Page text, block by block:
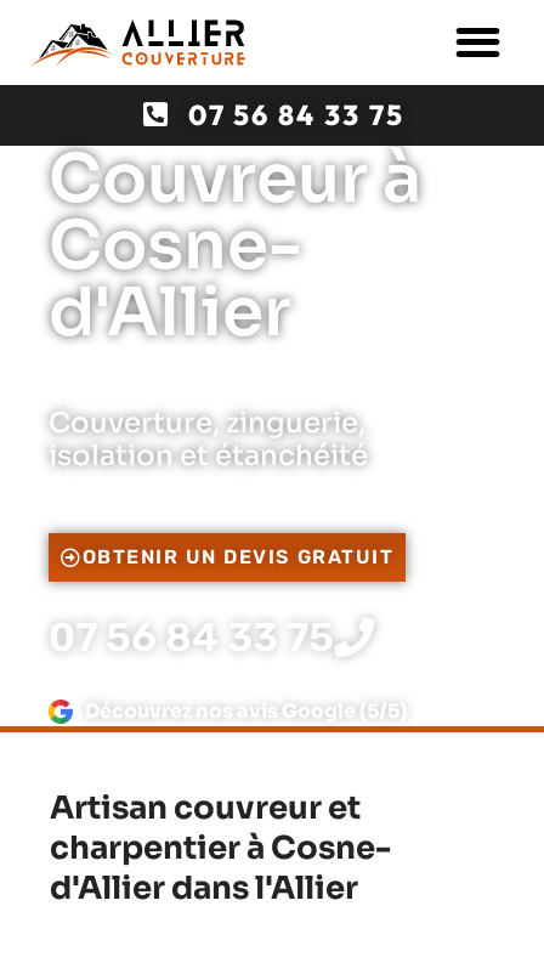
07 56 84 33 75
Couvreur à
Cosne-
d'Allier
Couverture, zinguerie,
isolation et étanchéité
OBTENIR UN DEVIS GRATUIT
07 56 84 33 75
Découvrez nos avis Google (5/5)
Artisan couvreur et
charpentier à Cosne-
d'Allier dans l'Allier